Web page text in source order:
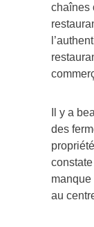
chaînes
Il y a
des
manque
au